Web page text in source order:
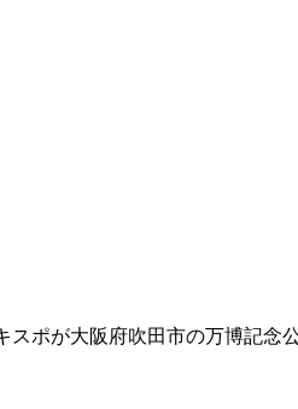
スポが大阪府吹田市の万博記